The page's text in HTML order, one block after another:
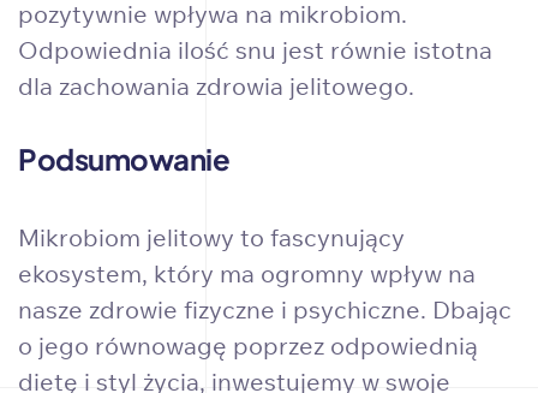
pozytywnie wpływa na mikrobiom.
Odpowiednia ilość snu jest równie istotna
dla zachowania zdrowia jelitowego.
Podsumowanie
Mikrobiom jelitowy to fascynujący
ekosystem, który ma ogromny wpływ na
nasze zdrowie fizyczne i psychiczne. Dbając
o jego równowagę poprzez odpowiednią
dietę i styl życia, inwestujemy w swoje